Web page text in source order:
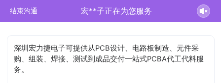
结束沟通 宏**子正在为您服务
深圳宏力捷电子可提供从PCB设计、电路板制造、元件采
购、组装、焊接、测试到成品交付一站式PCBA代工代料服
务。